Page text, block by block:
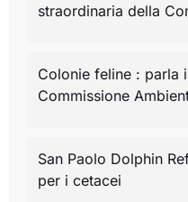
straordinaria della
Colonie feline : parla
Commissione
San Paolo Dolphin
per i cetacei